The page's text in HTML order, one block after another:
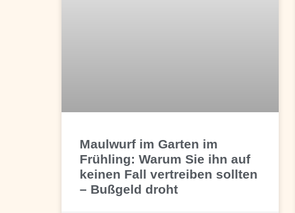
Maulwurf im Garten im
Frühling: Warum Sie ihn auf
keinen Fall vertreiben sollten
– Bußgeld droht